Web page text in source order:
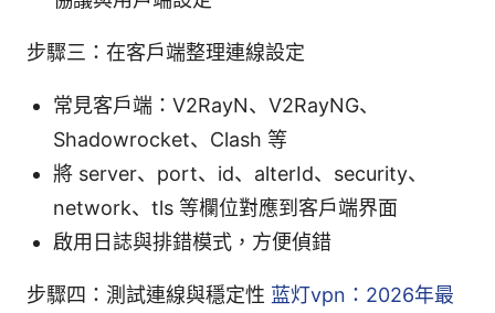
步驟三：在客戶端整理連線設定
常見客戶端：V2RayN、V2RayNG、
Shadowrocket、Clash 等
將 server、port、id、alterId、security、
network、tls 等欄位對應到客戶端界面
啟用日誌與排錯模式，方便偵錯
步驟四：測試連線與穩定性 蓝灯vpn：2026年最